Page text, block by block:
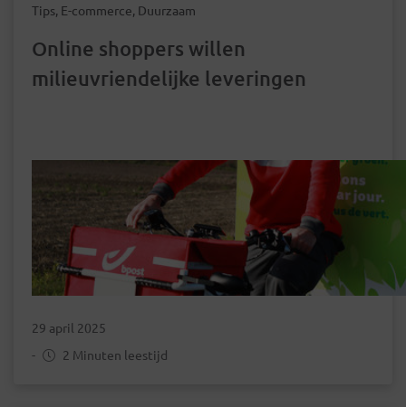
Tips, E-commerce, Duurzaam
Online shoppers willen
milieuvriendelijke leveringen
29 april 2025
-
2 Minuten leestijd